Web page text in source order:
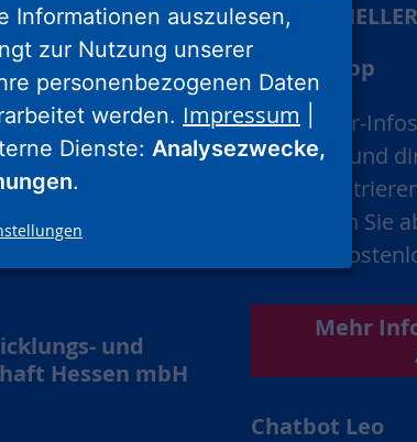
Wohnungs- und
mbH
und
Hessen mbH
IHR
Mieter-App
Alle Mieter-
schneller und
uns.
profitieren Sie
unserer
Mehr
Chatbot Leo
Informationen auszulesen,
zur Nutzung unserer
personenbezogenen Daten
werden. Impressum
Dienste: Analysezwecke,
.